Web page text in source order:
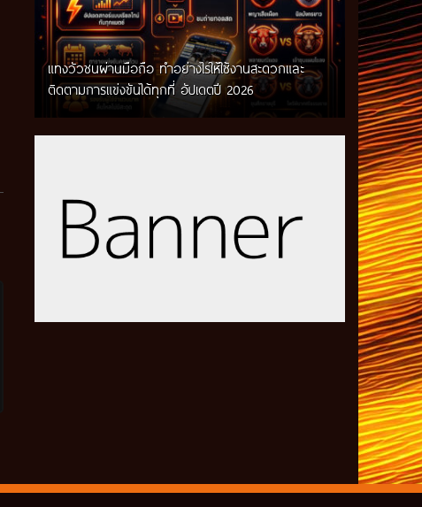
แทงวัวชนผ่านมือถือ ทำอย่างไรให้ใช้งานสะดวกและ
ติดตามการแข่งขันได้ทุกที่ อัปเดตปี 2026